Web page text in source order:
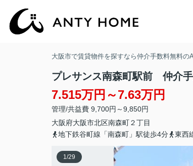
大阪市で賃貸物件を探すなら仲介手数料無料の
プレサンス南森町駅前 仲介
7.515万円～7.63万円
管理/共益費 9,700円～9,850円
大阪府大阪市北区南森町２丁目
地下鉄谷町線「南森町」駅徒歩4分
東西
1/29